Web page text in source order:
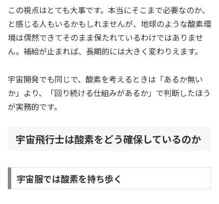
この視点はとても大事です。本当にそこまで必要なのか、
と感じる人もいるかもしれませんが、地球のような酸素環
境は偶然できてそのまま保たれているわけではありませ
ん。補給が止まれば、長期的には大きく変わりえます。
宇宙開発でも同じで、酸素を考えるときは「あるか無い
か」より、「回り続ける仕組みがあるか」で判断したほう
が実務的です。
宇宙飛行士は酸素をどう確保しているのか
宇宙服では酸素を持ち歩く